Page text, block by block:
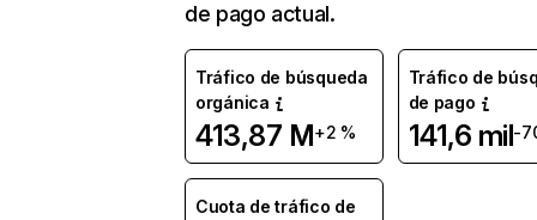
de pago actual.
Tráfico de búsqueda
orgánica
413,87 M+2 %
Tráfico de
de pago
141,6 mil-
Cuota de tráfico de